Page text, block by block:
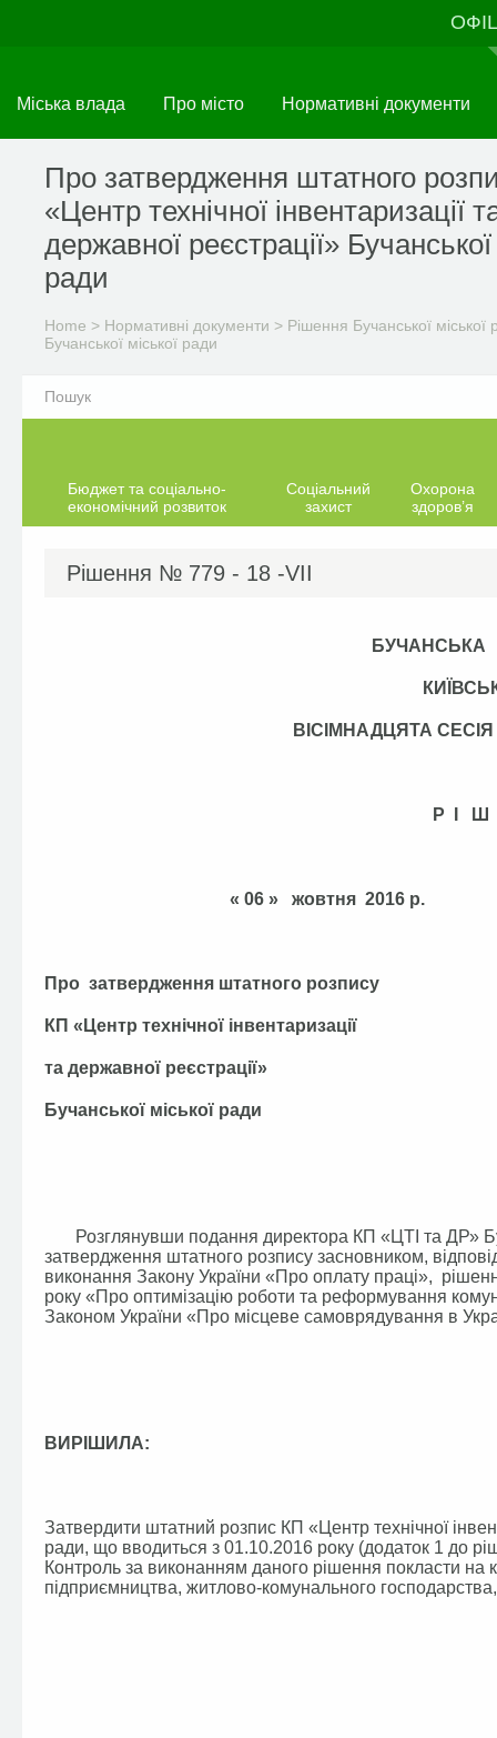
Міська влада Про місто Нормативні документи
Про затвердження штатного
«Центр технічної інвентаризації
державної реєстрації» Бучанської
ради
Home > Нормативні документи > Рішення Бучанської міської
Бучанської міської ради
Бюджет та соціально-
економічний розвиток
Соціальний
захист
Охорона
здоров’я
Рішення № 779 - 18 -VІІ
ВІСІМНАДЦЯТА
Р І
« 06 » жовтня
Про затвердження штатного розпису
КП «Центр технічної інвентаризації
та державної реєстрації»
Бучанської міської ради
Розглянувши подання директора КП «ЦТІ та ДР»
затвердження штатного розпису засновником,
виконання Закону України «Про оплату праці»,
року «Про оптимізацію роботи та реформування
Законом України «Про місцеве самоврядування в
ВИРІШИЛА:
Затвердити штатний розпис КП «Центр технічної
ради, що вводиться з 01.10.2016 року (додаток 1 до
Контроль за виконанням даного рішення покласти на
підприємництва, житлово-комунального